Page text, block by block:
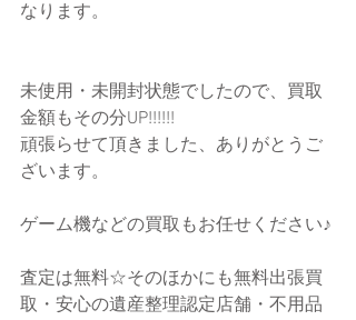
なります。
未使用・未開封状態でしたので、買取
金額もその分UP!!!!!!
頑張らせて頂きました、ありがとうご
ざいます。
ゲーム機などの買取もお任せください♪
査定は無料☆そのほかにも無料出張買
取・安心の遺産整理認定店舗・不用品